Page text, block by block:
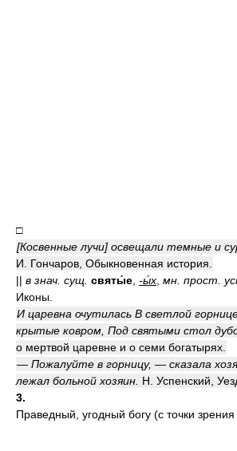
□
[Косвенные лучи] освещали темные и
И. Гончаров, Обыкновенная история.
|| в знач. сущ. святы́е -ы́х мн. прост.
Иконы.
И царевна очутилась В светлой
крытые ковром, Под святыми стол
о мертвой царевне и о семи богатырях.
— Пожалуйте в горницу, — сказала
лежал больной хозяин. Н. Успенский,
3.
Праведный, угодный богу (с точки зрения